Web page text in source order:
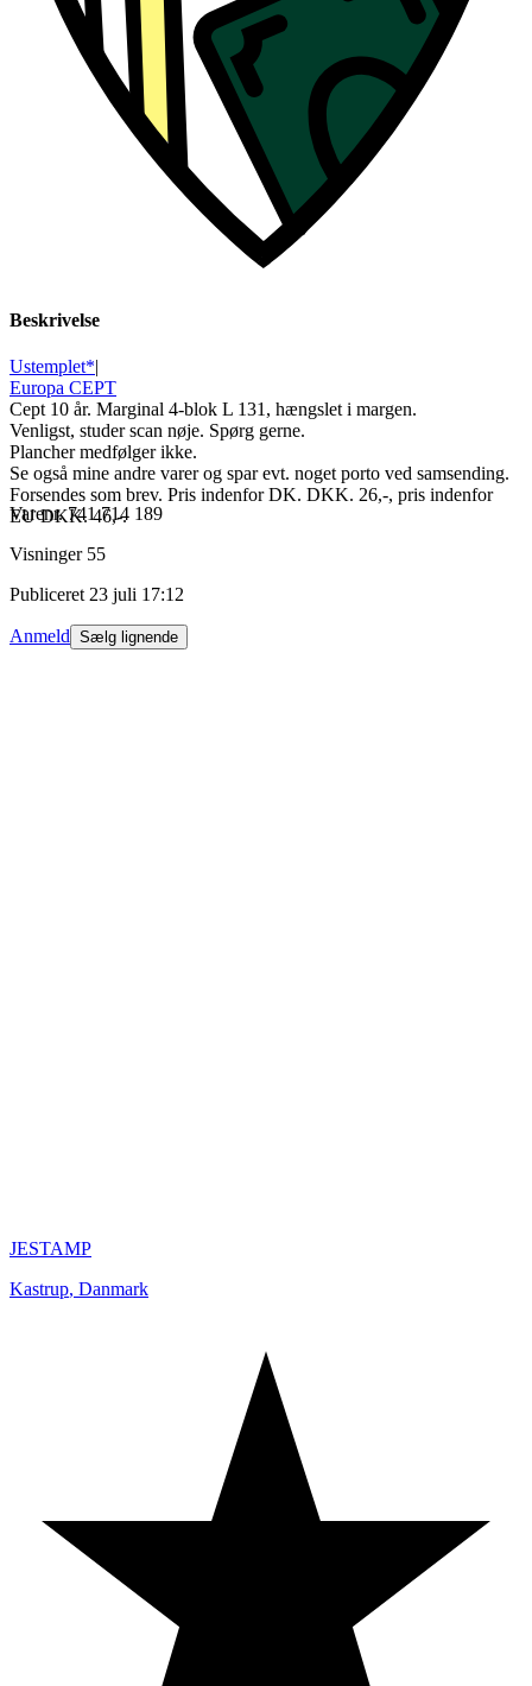
Beskrivelse
Ustemplet*|
Europa CEPT
Cept 10 år. Marginal 4-blok L 131, hængslet i margen.
Venligst, studer scan nøje. Spørg gerne.
Plancher medfølger ikke.
Se også mine andre varer og spar evt. noget porto ved samsending.
Forsendes som brev. Pris indenfor DK. DKK. 26,-, pris indenfor
EU DKK. 46,-.
Varenr. 741 714 189
Visninger 55
Publiceret 23 juli 17:12
Anmeld Sælg lignende
JESTAMP
Kastrup, Danmark